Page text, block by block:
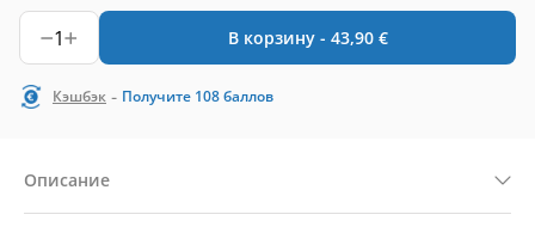
1 В корзину - 43,90 €
Кэшбэк - Получите 108баллов
Описание